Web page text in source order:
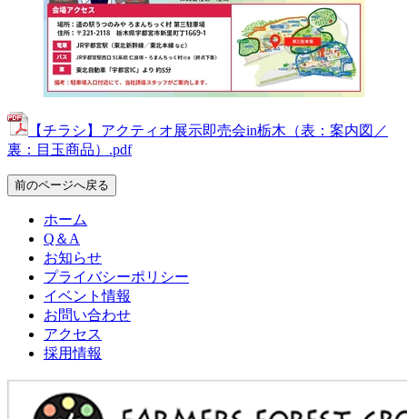
【チラシ】アクティオ展示即売会in栃木（表：案内図／
裏：目玉商品）.pdf
前のページへ戻る
ホーム
Q＆A
お知らせ
プライバシーポリシー
イベント情報
お問い合わせ
アクセス
採用情報